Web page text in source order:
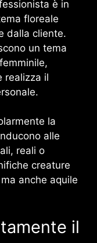
è in
floreale
dalla cliente.
un tema
realizza il
la
alle
reali o
creature
anche aquile
il